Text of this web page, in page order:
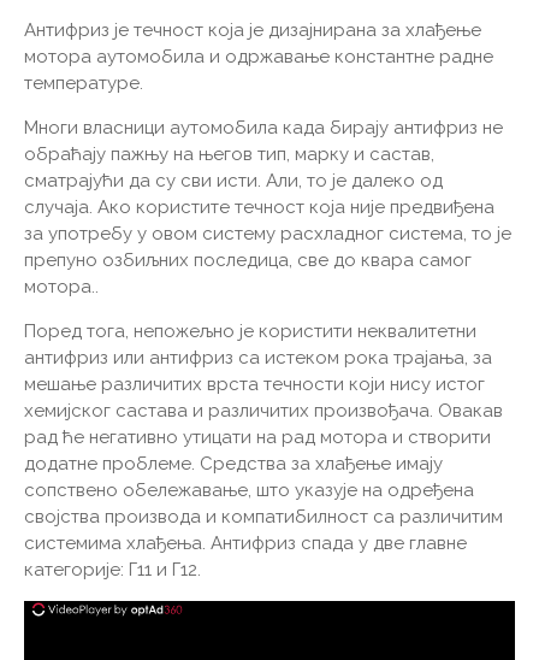
Антифриз је течност која је дизајнирана за хлађење
мотора аутомобила и одржавање константне радне
температуре.
Многи власници аутомобила када бирају антифриз не
обраћају пажњу на његов тип, марку и састав,
сматрајући да су сви исти. Али, то је далеко од
случаја. Ако користите течност која није предвиђена
за употребу у овом систему расхладног система, то је
препуно озбиљних последица, све до квара самог
мотора..
Поред тога, непожељно је користити неквалитетни
антифриз или антифриз са истеком рока трајања, за
мешање различитих врста течности који нису истог
хемијског састава и различитих произвођача. Овакав
рад ће негативно утицати на рад мотора и створити
додатне проблеме. Средства за хлађење имају
сопствено обележавање, што указује на одређена
својства производа и компатибилност са различитим
системима хлађења. Антифриз спада у две главне
категорије: Г11 и Г12.